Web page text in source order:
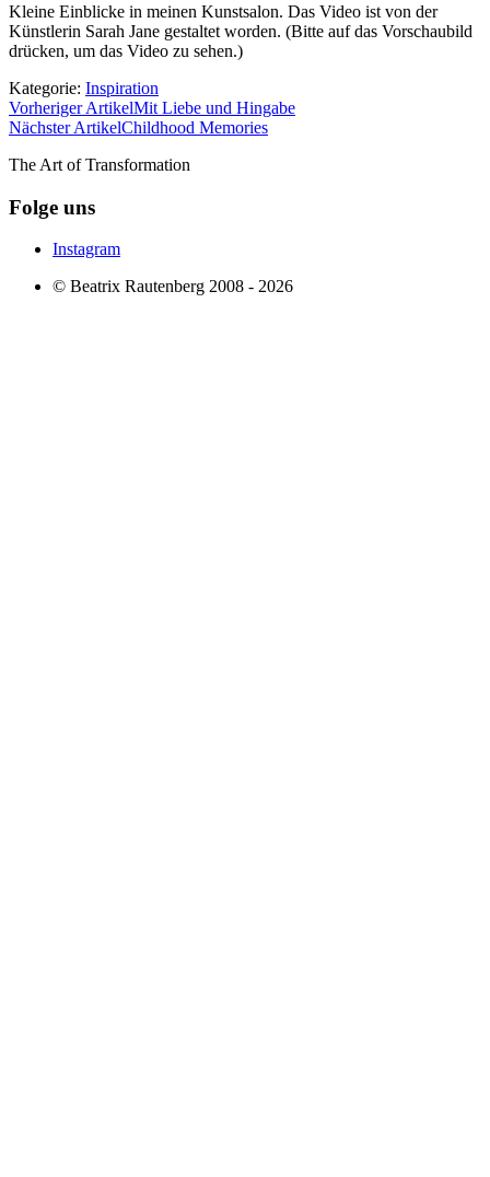
Kleine Einblicke in meinen Kunstsalon. Das Video ist von der
Künstlerin Sarah Jane gestaltet worden. (Bitte auf das Vorschaubild
drücken, um das Video zu sehen.)
Kategorie: Inspiration
Vorheriger ArtikelMit Liebe und Hingabe
Nächster ArtikelChildhood Memories
The Art of Transformation
Folge uns
Instagram
© Beatrix Rautenberg 2008 - 2026